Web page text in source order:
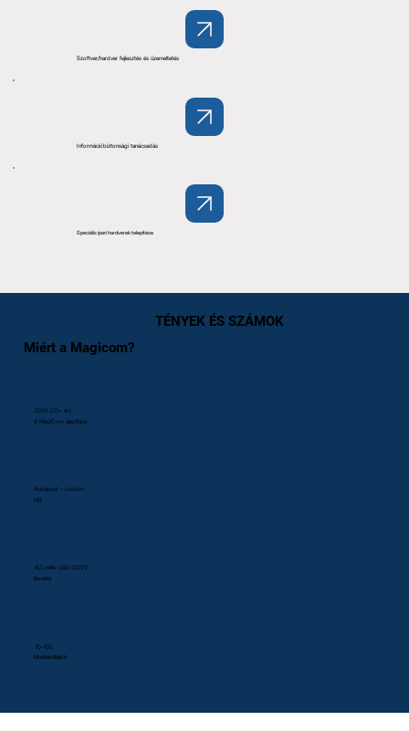
Szoftver/hardver fejlesztés és üzemeltetés
Információbiztonsági tanácsadás
Speciális ipari hardverek telepítése
TÉNYEK ÉS SZÁMOK
Miért a Magicom?
2001 (20+ év)
A MagiCom alapítása
Budapest - London
HQ
4,3 millió USD (2021)
Bevétel
70-100
Munkavállalók